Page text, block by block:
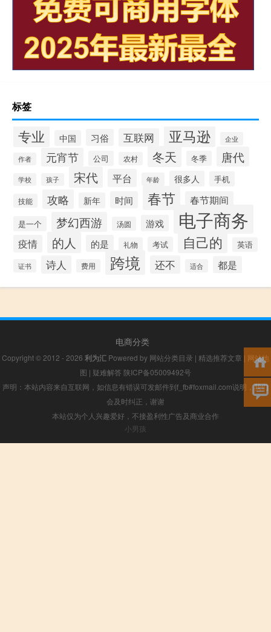
标签
专业 中国 习俗 互联网 亚马逊 企业
作者 元宵节 公司 农村 冬天 冬季 唐代
学校 孩子 宋代 平台 年龄 很多人 手机
技能 攻略 新年 时间 春节 春节期间
是一个 梦幻西游 汤圆 游戏 电子商务
疫情 的人 的是 礼物 考试 自己的 英语
证书 诗人 费用 跨境 还不 适合 都是
电商分类
Copyright © 2012 - 2026 利为汇 Powered by 网站分类目录 | 精选推荐文章 | 网站地
图 | 疑难解答 陕ICP备05009492号
声明：本站内容来自互联网，如信息有错误可发邮件到f_fb#foxmail.com说明，我们
会及时纠正，谢谢
本站仅为个人兴趣爱好，不接盈利性广告及商业合作
小男孩